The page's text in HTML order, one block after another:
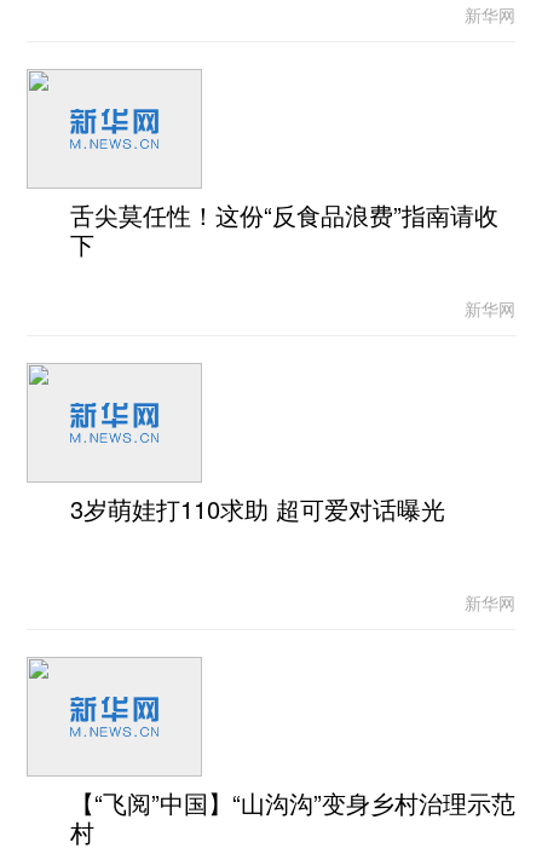
新华网
舌尖莫任性！这份“反食品浪费”指南请收
下
新华网
3岁萌娃打110求助 超可爱对话曝光
新华网
【“飞阅”中国】“山沟沟”变身乡村治理示范
村